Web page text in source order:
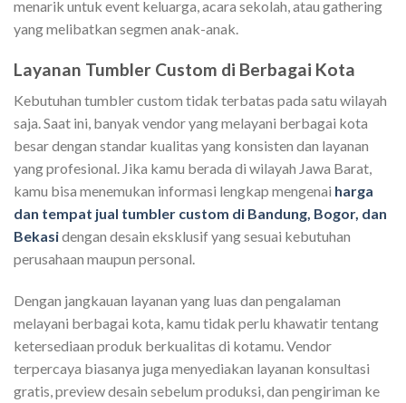
menarik untuk event keluarga, acara sekolah, atau gathering
yang melibatkan segmen anak-anak.
Layanan Tumbler Custom di Berbagai Kota
Kebutuhan tumbler custom tidak terbatas pada satu wilayah
saja. Saat ini, banyak vendor yang melayani berbagai kota
besar dengan standar kualitas yang konsisten dan layanan
yang profesional. Jika kamu berada di wilayah Jawa Barat,
kamu bisa menemukan informasi lengkap mengenai harga
dan tempat jual tumbler custom di Bandung, Bogor, dan
Bekasidengan desain eksklusif yang sesuai kebutuhan
perusahaan maupun personal.
Dengan jangkauan layanan yang luas dan pengalaman
melayani berbagai kota, kamu tidak perlu khawatir tentang
ketersediaan produk berkualitas di kotamu. Vendor
terpercaya biasanya juga menyediakan layanan konsultasi
gratis, preview desain sebelum produksi, dan pengiriman ke